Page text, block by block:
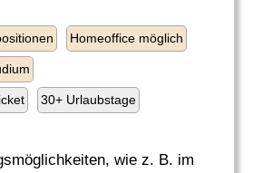
Homeoffice möglich
30+ Urlaubstage
wie z. B. im